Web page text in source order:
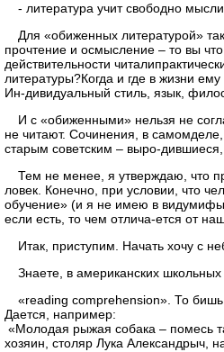
- литература учит свободно
Для «обиженных литературой»
прочтение и осмысление – то вы
действительности
литературы?Когда и где в жизни
Ин-дивидуальный стиль, язык,
И с «обиженными» нельзя не
не читают. Сочинения, в
старым советским – выро-
Тем не менее, я утверждаю, что
ловек. Конечно, при условии, что
обучение» (и я не имею в видумифы
если есть, то чем отлича-ется от
Итак, приступим. Начать хочу с
Знаете, в американских
«reading comprehension». То
Дается, например:
«Молодая рыжая собака – помесь
хозяин, столяр Лука Александрыч,